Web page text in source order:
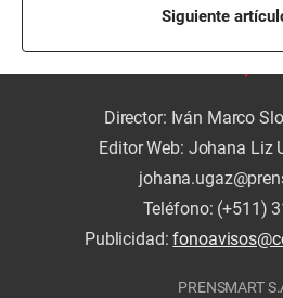
Siguiente
Director: Iván Marco
Editor Web: Johana Liz
Teléfono: (+511)
Publicidad:
PRENSMART